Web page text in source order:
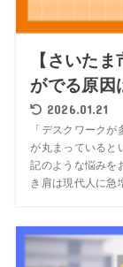
【さいた
がでる原因
2026.01.21
「デスクワーク
が丸まっていると
記のような悩みを
き肩は現代人に急